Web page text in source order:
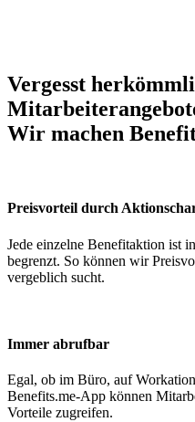
Vergesst
Wir machen
Preisvorteil durch
Jede einzelne Benefitaktion ist
begrenzt. So können wir
vergeblich sucht.
Immer abrufbar
Egal, ob im Büro, auf
Benefits.me-App können
Vorteile zugreifen.